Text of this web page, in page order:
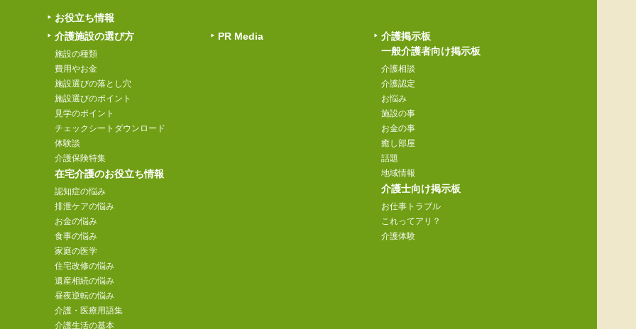
お役立ち情報
介護施設の選び方
施設の種類
費用やお金
施設選びの落とし穴
施設選びのポイント
見学のポイント
チェックシートダウンロード
体験談
介護保険特集
在宅介護のお役立ち情報
認知症の悩み
排泄ケアの悩み
お金の悩み
食事の悩み
家庭の医学
住宅改修の悩み
遺産相続の悩み
昼夜逆転の悩み
介護・医療用語集
介護生活の基本
PR Media
介護掲示板
一般介護者向け掲示板
介護相談
介護認定
お悩み
施設の事
お金の事
癒し部屋
話題
地域情報
介護士向け掲示板
お仕事トラブル
これってアリ？
介護体験